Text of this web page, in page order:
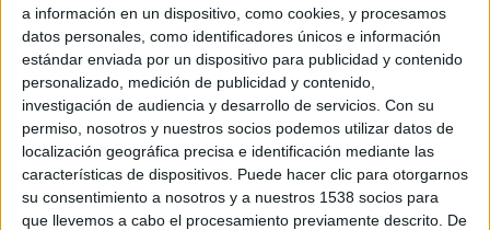
a información en un dispositivo, como cookies, y procesamos
datos personales, como identificadores únicos e información
estándar enviada por un dispositivo para publicidad y contenido
personalizado, medición de publicidad y contenido,
investigación de audiencia y desarrollo de servicios. Con su
permiso, nosotros y nuestros socios podemos utilizar datos de
localización geográfica precisa e identificación mediante las
características de dispositivos. Puede hacer clic para otorgarnos
su consentimiento a nosotros y a nuestros 1538 socios para
que llevemos a cabo el procesamiento previamente descrito. De
Contacto cliente: Jason Lusty, Ignasi Prieto,
Patrick Sievers, Hugo Laborda, Jordi Torrente
Agencia: &Rosàs
Director creativo ejecutivo: Isahac Oliver
Head of art: Xavi Mauri